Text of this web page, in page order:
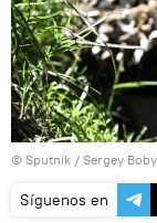
© Sputnik / Sergey
Síguenos en